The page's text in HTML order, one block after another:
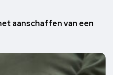
aanschaffen van een